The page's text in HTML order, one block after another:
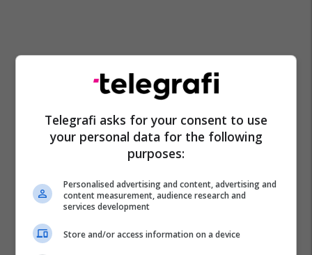
Telegrafi asks for your consent to use
your personal data for the following
purposes:
Personalised advertising and content, advertising and
content measurement, audience research and
services development
Store and/or access information on a device